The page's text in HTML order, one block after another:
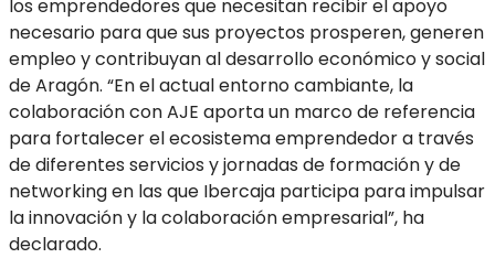
los emprendedores que necesitan recibir el apoyo
necesario para que sus proyectos prosperen, generen
empleo y contribuyan al desarrollo económico y social
de Aragón. “En el actual entorno cambiante, la
colaboración con AJE aporta un marco de referencia
para fortalecer el ecosistema emprendedor a través
de diferentes servicios y jornadas de formación y de
networking en las que Ibercaja participa para impulsar
la innovación y la colaboración empresarial”, ha
declarado.